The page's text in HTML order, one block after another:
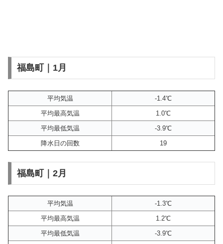
福島町｜1月
平均気温
-1.4℃
平均最高気温
1.0℃
平均最低気温
-3.9℃
降水日の回数
19
福島町｜2月
平均気温
-1.3℃
平均最高気温
1.2℃
平均最低気温
-3.9℃